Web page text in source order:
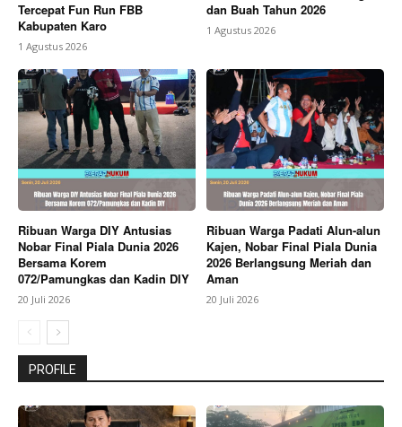
Tercepat Fun Run FBB
Kabupaten Karo
1 Agustus 2026
dan Buah Tahun 2026
1 Agustus 2026
Ribuan Warga DIY Antusias
Nobar Final Piala Dunia 2026
Bersama Korem
072/Pamungkas dan Kadin DIY
20 Juli 2026
Ribuan Warga Padati Alun-alun
Kajen, Nobar Final Piala Dunia
2026 Berlangsung Meriah dan
Aman
20 Juli 2026
PROFILE